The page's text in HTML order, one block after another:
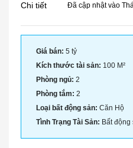
Chi tiết Đã cập nhật vào
Giá bán: 5 tỷ
Kích thước tài sản: 100 M²
Phòng ngủ: 2
Phòng tắm: 2
Loại bất động sản: Căn Hộ
Tình Trạng Tài Sản: Bất động